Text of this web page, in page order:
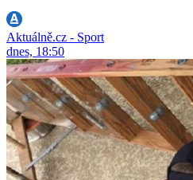
Aktuálně.cz - Sport
dnes, 18:50